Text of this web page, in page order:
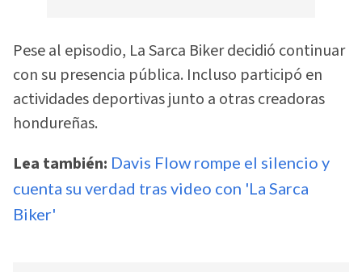
Pese al episodio, La Sarca Biker decidió continuar
con su presencia pública. Incluso participó en
actividades deportivas junto a otras creadoras
hondureñas.
Lea también: Davis Flow rompe el silencio y
cuenta su verdad tras video con 'La Sarca
Biker'